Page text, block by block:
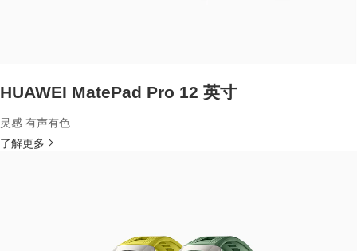
HUAWEI MatePad Pro 12 英寸
灵感 有声有色
了解更多